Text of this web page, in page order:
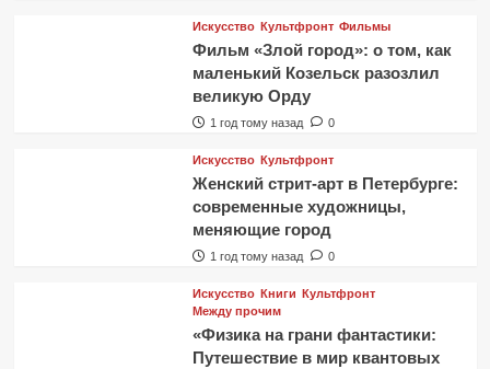
Искусство Культфронт Фильмы
Фильм «Злой город»: о том, как
маленький Козельск разозлил
великую Орду
1 год тому назад 0
Искусство Культфронт
Женский стрит-арт в Петербурге:
современные художницы,
меняющие город
1 год тому назад 0
Искусство Книги Культфронт
Между прочим
«Физика на грани фантастики:
Путешествие в мир квантовых